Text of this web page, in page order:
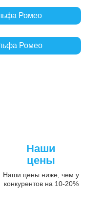
Ромео
Ромео
Наши
цены
Наши цены ниже, чем у
конкурентов на 10-20%